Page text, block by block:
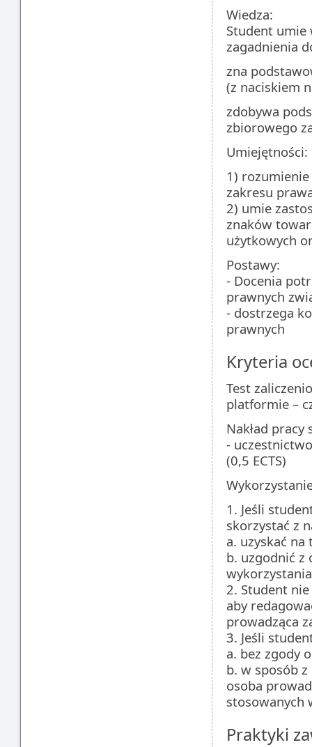
Wiedza:
Student umie
zagadnienia
zna
(z naciskiem
zdobywa
zbiorowego
Umiejętności:
1)
zakresu
2) umie
znaków
użytkowych
Postawy:
- Docenia
prawnych
- dostrzega
prawnych
Kryteria
Test
platformie –
Nakład pracy
-
(0,5 ECTS)
1. Jeśli
skorzystać z
a. uzyskać
b. uzgodnić z
2. Student
aby
prowadząca
3. Jeśli
a. bez zgody
b. w sposób
osoba
stosowanych
Praktyki